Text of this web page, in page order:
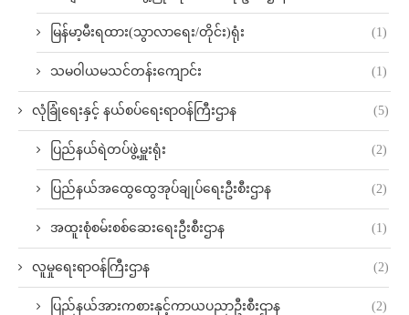
မြန်မာ့မီးရထား(သွာလာရေး/တိုင်း)ရုံး (1)
သမဝါယမသင်တန်းကျောင်း (1)
လုံခြုံရေးနှင့် နယ်စပ်ရေးရာဝန်ကြီးဌာန (5)
ပြည်နယ်ရဲတပ်ဖွဲ့မှူးရုံး (2)
ပြည်နယ်အထွေထွေအုပ်ချုပ်ရေးဦးစီးဌာန (2)
အထူးစုံစမ်းစစ်ဆေးရေးဦးစီးဌာန (1)
လူမှုရေးရာဝန်ကြီးဌာန (2)
ပြည်နယ်အားကစားနှင့်ကာယပညာဦးစီးဌာန (2)